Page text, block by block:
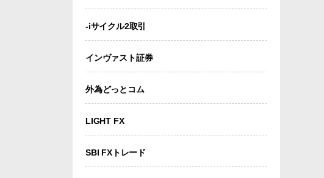
-iサイクル2取引
インヴァスト証券
外為どっとコム
LIGHT FX
SBI FXトレード